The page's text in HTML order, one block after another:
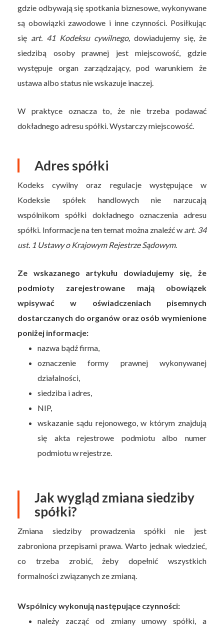
gdzie odbywają się spotkania biznesowe, wykonywane
są obowiązki zawodowe i inne czynności. Posiłkując
się art. 41 Kodeksu cywilnego, dowiadujemy się, że
siedzibą osoby prawnej jest miejscowość, gdzie
występuje organ zarządzający, pod warunkiem że
ustawa albo status nie wskazuje inaczej.
W praktyce oznacza to, że nie trzeba podawać
dokładnego adresu spółki. Wystarczy miejscowość.
Adres spółki
Kodeks cywilny oraz regulacje występujące w
Kodeksie spółek handlowych nie narzucają
wspólnikom spółki dokładnego oznaczenia adresu
spółki. Informacje na ten temat można znaleźć w art. 34
ust. 1 Ustawy o Krajowym Rejestrze Sądowym.
Ze wskazanego artykułu dowiadujemy się, że
podmioty zarejestrowane mają obowiązek
wpisywać w oświadczeniach pisemnych
dostarczanych do organów oraz osób wymienione
poniżej informacje:
nazwa bądź firma,
oznaczenie formy prawnej wykonywanej
działalności,
siedziba i adres,
NIP,
wskazanie sądu rejonowego, w którym znajdują
się akta rejestrowe podmiotu albo numer
podmiotu w rejestrze.
Jak wygląd zmiana siedziby
spółki?
Zmiana siedziby prowadzenia spółki nie jest
zabroniona przepisami prawa. Warto jednak wiedzieć,
co trzeba zrobić, żeby dopełnić wszystkich
formalności związanych ze zmianą.
Wspólnicy wykonują następujące czynności:
należy zacząć od zmiany umowy spółki, a